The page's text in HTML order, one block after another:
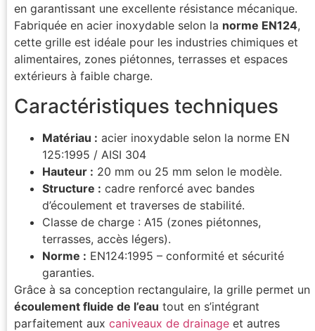
en garantissant une excellente résistance mécanique.
Fabriquée en acier inoxydable selon la norme EN124,
cette grille est idéale pour les industries chimiques et
alimentaires, zones piétonnes, terrasses et espaces
extérieurs à faible charge.
Caractéristiques techniques
Matériau : acier inoxydable selon la norme EN
125:1995 / AISI 304
Hauteur : 20 mm ou 25 mm selon le modèle.
Structure : cadre renforcé avec bandes
d’écoulement et traverses de stabilité.
Classe de charge : A15 (zones piétonnes,
terrasses, accès légers).
Norme : EN124:1995 – conformité et sécurité
garanties.
Grâce à sa conception rectangulaire, la grille permet un
écoulement fluide de l’eau tout en s’intégrant
parfaitement aux caniveaux de drainage et autres